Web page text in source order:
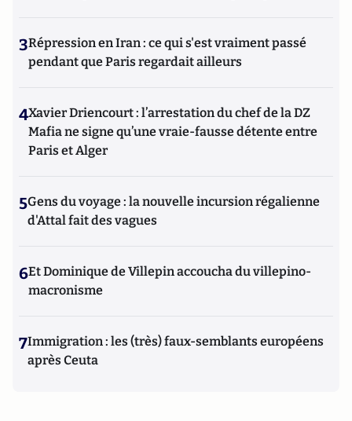
3Répression en Iran : ce qui s'est vraiment passé
pendant que Paris regardait ailleurs
4Xavier Driencourt : l’arrestation du chef de la DZ
Mafia ne signe qu’une vraie-fausse détente entre
Paris et Alger
5Gens du voyage : la nouvelle incursion régalienne
d'Attal fait des vagues
6Et Dominique de Villepin accoucha du villepino-
macronisme
7Immigration : les (très) faux-semblants européens
après Ceuta